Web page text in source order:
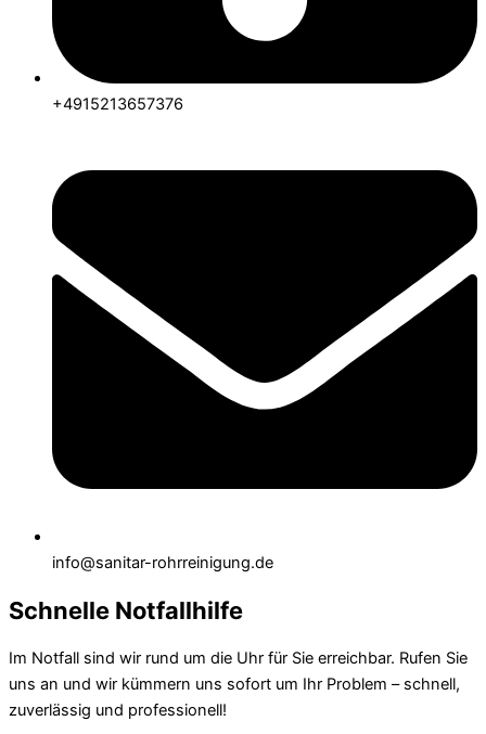
+4915213657376
info@sanitar-rohrreinigung.de
Schnelle Notfallhilfe
Im Notfall sind wir rund um die Uhr für Sie erreichbar. Rufen Sie
uns an und wir kümmern uns sofort um Ihr Problem – schnell,
zuverlässig und professionell!